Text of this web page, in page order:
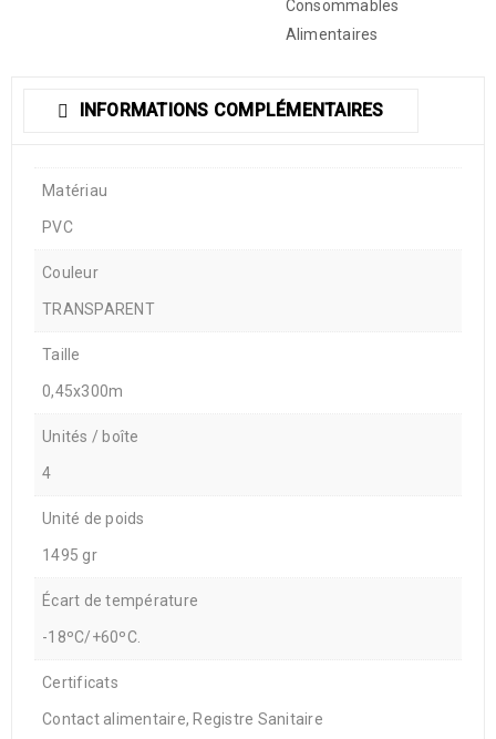
Consommables
Alimentaires
INFORMATIONS COMPLÉMENTAIRES
Matériau
PVC
Couleur
TRANSPARENT
Taille
0,45x300m
Unités / boîte
4
Unité de poids
1495 gr
Écart de température
-18ºC/+60ºC.
Certificats
Contact alimentaire, Registre Sanitaire